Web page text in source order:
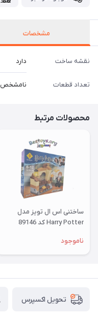
مشخصات
نقشه ساخت دارد
تعداد قطعات نامشخص
محصولات مرتبط
ساختنی اس ال تویز مدل
Harry Potter کد 89146
ناموجود
تحویل اکسپرس